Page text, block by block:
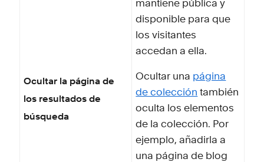
Ocultar la página de
los resultados de
búsqueda
mantiene pública y
disponible para que
los visitantes
accedan a ella.
Ocultar una página
de colección también
oculta los elementos
de la colección. Por
ejemplo, añadirla a
una página de blog